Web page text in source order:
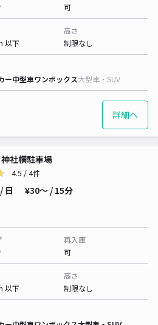
可
以下
高さ
制限なし
ー中型車ワンボックス大型車・SUV
詳細へ
社横駐車場
4.5 / 4件
/ 日 ¥30〜 / 15分
再入庫
可
以下
高さ
制限なし